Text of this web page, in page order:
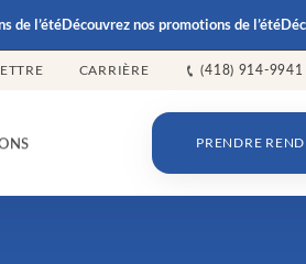
l’étéDécouvrez nos promotions de l’été
CARRIÈRE (418) 914-9941
PRENDRE